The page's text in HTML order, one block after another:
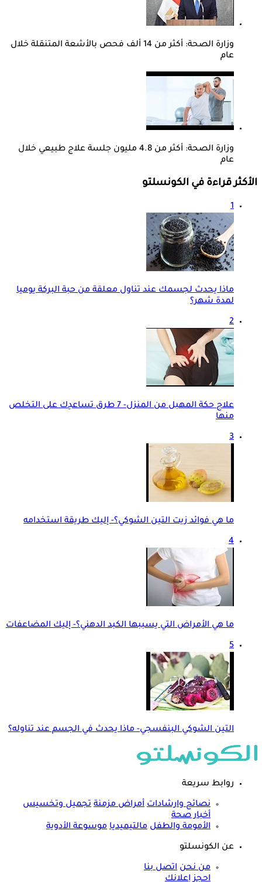
وزارة الصحة: أكثر من 14 ألف فحص بالأشعة المتنقلة خلال
عام
وزارة الصحة: أكثر من 4.8 مليون جلسة علاج طبيعي خلال
عام
الأكثر قراءة في الكونسلتو
1
ماذا يحدث لجسمك عند تناول معلقة من حبة البركة يوميا
لمدة شهر؟
2
علاج حكة المهبل من المنزل- 7 طرق تساعدِك على التخلص
منها
3
ما هي فوائد زيت التين الشوكي؟- إليك طريقة استخدامه
4
ما هي الأمراض التي يسببها الكبد الدهني؟- إليك المضاعفات
5
التين الشوكي البنفسجي- ماذا يحدث في الجسم عند تناوله؟
روابط سريعة
نصائح وارشادات أمراض مزمنة تجميل وتخسيس
أخبار صحة
الأمومة والطفل مالتيميديا موسوعة الأدوية
عن الكونسلتو
من نحن اتصل بنا
احجز إعلانك